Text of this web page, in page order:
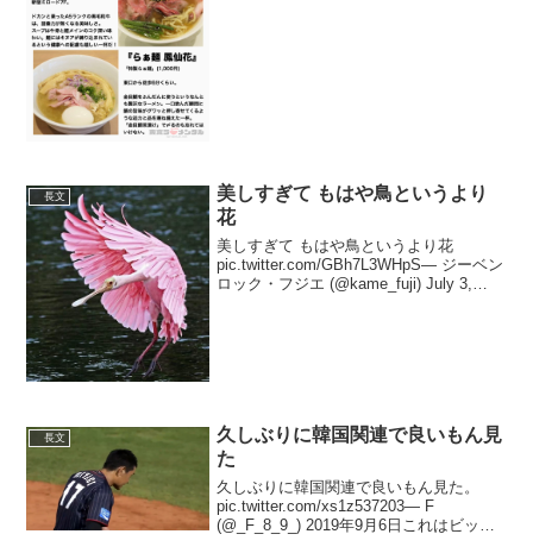
長文
美しすぎて もはや鳥というより
花
美しすぎて もはや鳥というより花
pic.twitter.com/GBh7L3WHpS— ジーベン
ロック・フジエ (@kame_fuji) July 3,
長文
久しぶりに韓国関連で良いもん見
た
久しぶりに韓国関連で良いもん見た。
pic.twitter.com/xs1z537203— F
(@_F_8_9_) 2019年9月6日これはビック